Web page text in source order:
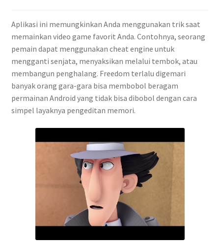
Aplikasi ini memungkinkan Anda menggunakan trik saat
memainkan video game favorit Anda. Contohnya, seorang
pemain dapat menggunakan cheat engine untuk
mengganti senjata, menyaksikan melalui tembok, atau
membangun penghalang. Freedom terlalu digemari
banyak orang gara-gara bisa membobol beragam
permainan Android yang tidak bisa dibobol dengan cara
simpel layaknya pengeditan memori.